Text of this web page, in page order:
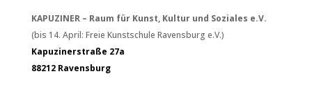
KAPUZINER – Raum für Kunst, Kultur und Soziales e.V.
(bis 14. April: Freie Kunstschule Ravensburg e.V.)
Kapuzinerstraße 27a
88212 Ravensburg